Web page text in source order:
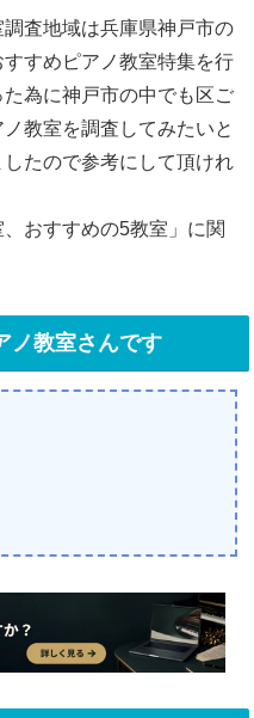
査地域は兵庫県神戸市の
すめピアノ教室特集を行
為に神戸市の中でも区ご
教室を調査してみたいと
たので参考にして頂けれ
おすすめの5教室」に関
ノ教室さんです